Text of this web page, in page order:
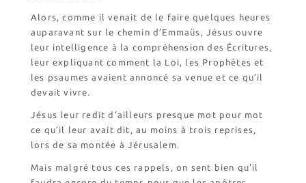
Alors, comme il venait de le faire quelques heures
auparavant sur le chemin d’Emmaüs, Jésus ouvre
leur intelligence à la compréhension des Écritures,
leur expliquant comment la Loi, les Prophètes et
les psaumes avaient annoncé sa venue et ce qu’il
devait vivre.
Jésus leur redit d’ailleurs presque mot pour mot
ce qu’il leur avait dit, au moins à trois reprises,
lors de sa montée à Jérusalem.
Mais malgré tous ces rappels, on sent bien qu’il